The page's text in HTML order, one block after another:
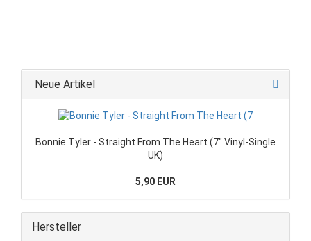
Neue Artikel
Bonnie Tyler - Straight From The Heart (7" Vinyl-Single
UK)
5,90 EUR
Hersteller